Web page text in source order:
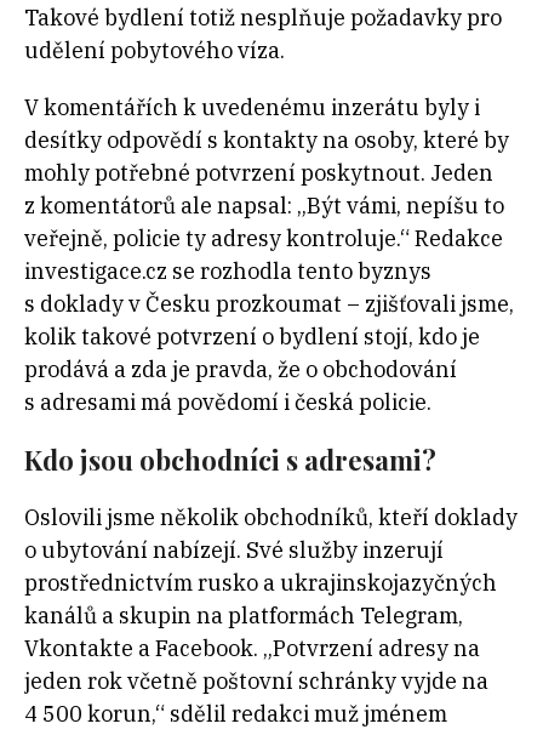
Takové bydlení totiž nesplňuje požadavky pro
udělení pobytového víza.
V komentářích k uvedenému inzerátu byly i
desítky odpovědí s kontakty na osoby, které by
mohly potřebné potvrzení poskytnout. Jeden
z komentátorů ale napsal: „Být vámi, nepíšu to
veřejně, policie ty adresy kontroluje.“ Redakce
investigace.cz se rozhodla tento byznys
s doklady v Česku prozkoumat – zjišťovali jsme,
kolik takové potvrzení o bydlení stojí, kdo je
prodává a zda je pravda, že o obchodování
s adresami má povědomí i česká policie.
Kdo jsou obchodníci s adresami?
Oslovili jsme několik obchodníků, kteří doklady
o ubytování nabízejí. Své služby inzerují
prostřednictvím rusko a ukrajinskojazyčných
kanálů a skupin na platformách Telegram,
Vkontakte a Facebook. „Potvrzení adresy na
jeden rok včetně poštovní schránky vyjde na
4 500 korun,“ sdělil redakci muž jménem